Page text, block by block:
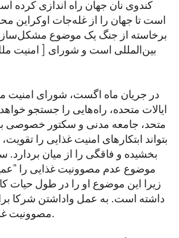
کندوی نان جهان راه اندازی
است تا جهان را از غله‌جات اوکراین
برخاسته از جنگ یک موضوع مشکل‌ساز
بین‌المللی است و شورای [ امنیت
در جریان ماه اگست، شورای امنیت
ایالات متحده، راه‌هایی را جستجو
متحد، جامعه مدنی و سکتور خصوصی
بتواند ابتکار‌های امنیت غذایی را
بخشیده و فاقگی را از میان بردارد.
موضوع عدم مصوونیت غذایی را
زیرا این موضوع او را در طول حیات
داشته است. به عمل واداشتن شرکا
مصوونیت غذایی ضروری است.